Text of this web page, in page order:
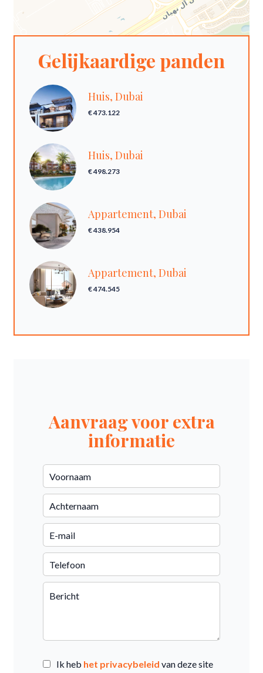
Gelijkaardige panden
Huis, Dubai
€ 473.122
Huis, Dubai
€ 498.273
Appartement, Dubai
€ 438.954
Appartement, Dubai
€ 474.545
Aanvraag voor extra
informatie
Ik heb het privacybeleid van deze site